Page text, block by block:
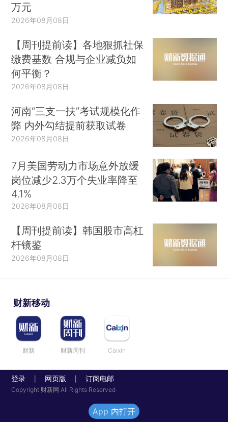
万元
2026年08月08日
【周刊提前读】各地狠抓社保
缴费基数 合规与企业减负如
何平衡？
2026年08月08日
河南“三支一扶”考试规模化作
弊 内外勾结提前获取试卷
2026年08月08日
7月美国劳动力市场意外放缓
岗位减少2.3万个失业率降至
4.1%
2026年08月08日
【周刊提前读】韩国股市高杠
杆镜鉴
2026年08月08日
财新移动
财新 财新周刊 Caixin
登录 网页版 订阅电邮
Copyright 财新网 All Rights Reserved
App 内打开